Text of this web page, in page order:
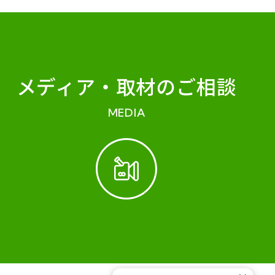
メディア・ 取材のご相談
MEDIA